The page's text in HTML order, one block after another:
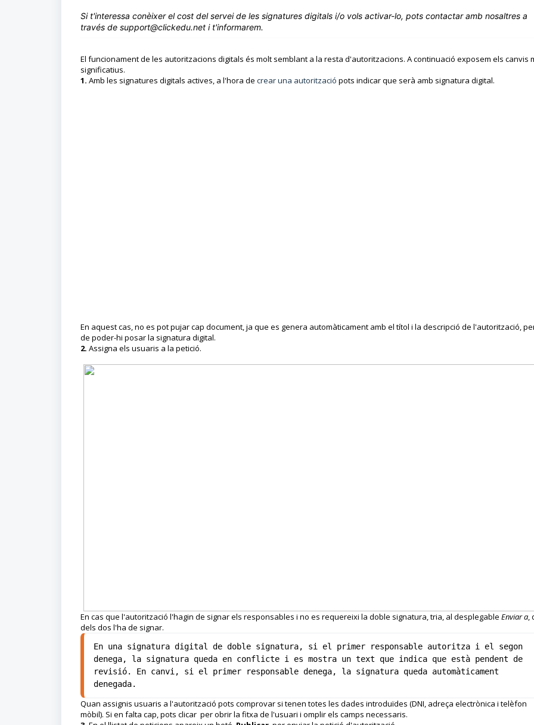
Si t'interessa conèixer el cost del servei de les signatures digitals i/o vols activar-lo, pots contactar amb nosaltres a
través de support@clickedu.net i t'informarem.
El funcionament de les autoritzacions digitals és molt semblant a la resta d'autoritzacions. A continuació exposem els canvis
significatius.
1. Amb les signatures digitals actives, a l'hora de crear una autorització pots indicar que serà amb signatura digital.
En aquest cas, no es pot pujar cap document, ja que es genera automàticament amb el títol i la descripció de l'autorització,
de poder-hi posar la signatura digital.
2. Assigna els usuaris a la petició.
En cas que l'autorització l'hagin de signar els responsables i no es requereixi la doble signatura, tria, al desplegable Enviar a,
dels dos l'ha de signar.
En una signatura digital de doble signatura, si el primer responsable autoritza i el segon
denega, la signatura queda en conflicte i es mostra un text que indica que està pendent de
revisió. En canvi, si el primer responsable denega, la signatura queda automàticament
denegada.
Quan assignis usuaris a l'autorització pots comprovar si tenen totes les dades introduïdes (DNI, adreça electrònica i telèfon
mòbil). Si en falta cap, pots clicar per obrir la fitxa de l'usuari i omplir els camps necessaris.